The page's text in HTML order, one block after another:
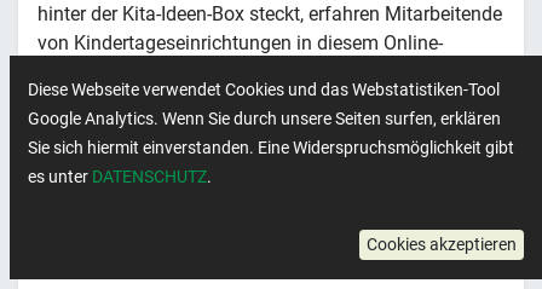
hinter der Kita-Ideen-Box steckt, erfahren Mitarbeitende
von Kindertageseinrichtungen in diesem Online-
Diese Webseite verwendet Cookies und das Webstatistiken-Tool
Google Analytics. Wenn Sie durch unsere Seiten surfen, erklären
Sie sich hiermit einverstanden. Eine Widerspruchsmöglichkeit gibt
es unter DATENSCHUTZ.
Cookies akzeptieren